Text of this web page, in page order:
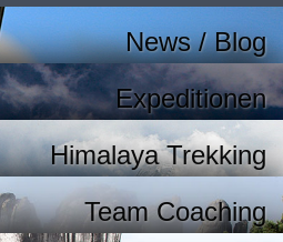
News / Blog
Expeditionen
Himalaya Trekking
Team Coaching